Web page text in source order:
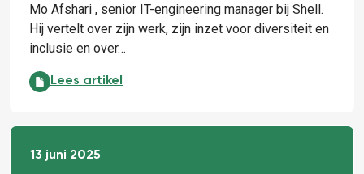
Mo Afshari , senior IT-engineering manager bij Shell.
Hij vertelt over zijn werk, zijn inzet voor diversiteit en
inclusie en over…
Mo Afshari’s verhaal bij Shell:
Lees artikel
13 juni 2025